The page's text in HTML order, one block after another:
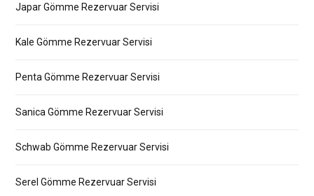
Japar Gömme Rezervuar Servisi
Kale Gömme Rezervuar Servisi
Penta Gömme Rezervuar Servisi
Sanica Gömme Rezervuar Servisi
Schwab Gömme Rezervuar Servisi
Serel Gömme Rezervuar Servisi